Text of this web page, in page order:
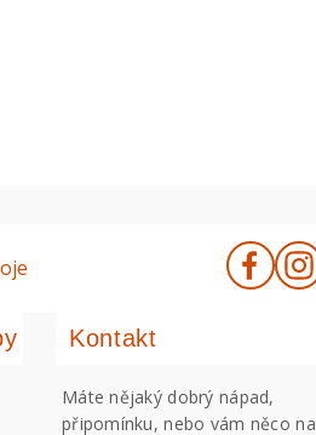
Kontakt
Máte nějaký dobrý nápad,
připomínku, nebo vám něco na